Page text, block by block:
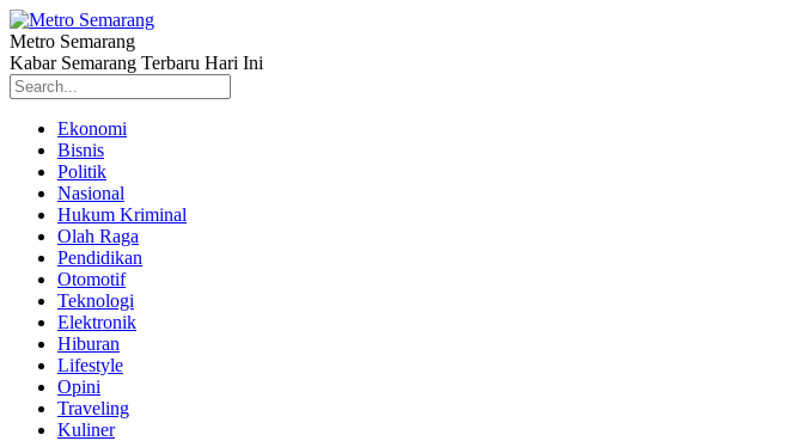
Metro Semarang
Kabar Semarang Terbaru Hari Ini
Ekonomi
Bisnis
Politik
Nasional
Hukum Kriminal
Olah Raga
Pendidikan
Otomotif
Teknologi
Elektronik
Hiburan
Lifestyle
Opini
Traveling
Kuliner